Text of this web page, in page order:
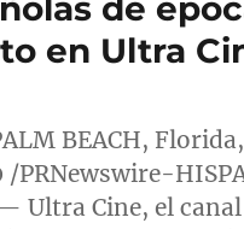
de
en Ultra
BEACH,
/PRNewswire-
Ultra Cine, el